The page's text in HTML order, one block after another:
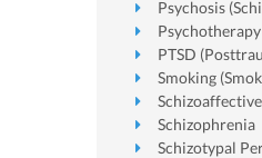
Psychosis
Psychotherapy
PTSD
Smoking
Schizophrenia
Schizotypal